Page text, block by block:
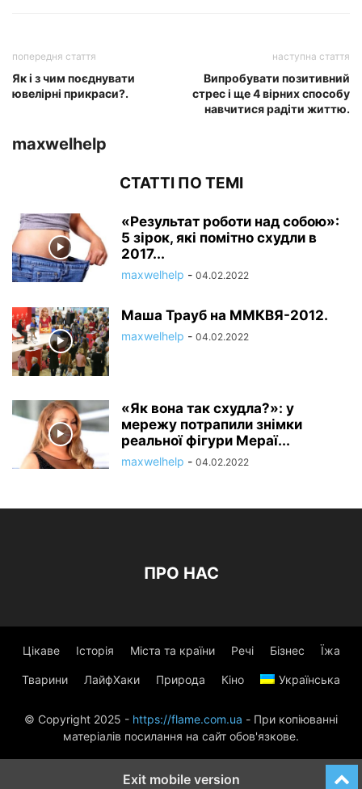
попередня стаття
Як і з чим поєднувати
ювелірні прикраси?.
наступна стаття
Випробувати позитивний
стрес і ще 4 вірних способу
навчитися радіти життю.
maxwelhelp
СТАТТІ ПО ТЕМІ
«Результат роботи над собою»:
5 зірок, які помітно схудли в
2017...
maxwelhelp - 04.02.2022
Маша Трауб на ММКВЯ-2012.
maxwelhelp - 04.02.2022
«Як вона так схудла?»: у
мережу потрапили знімки
реальної фігури Мераї...
maxwelhelp - 04.02.2022
ПРО НАС
Цікаве Історія Міста та країни Речі Бізнес Їжа
Тварини ЛайфХаки Природа Кіно Українська
© Copyright 2025 - https://flame.com.ua - При копіюванні
матеріалів посилання на сайт обов'язкове.
Exit mobile version